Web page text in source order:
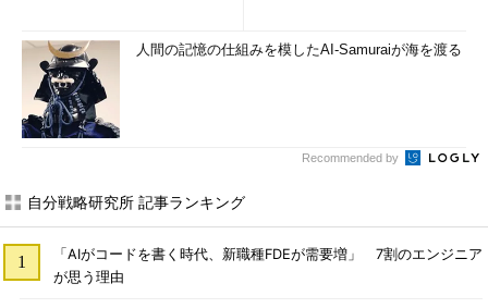
人間の記憶の仕組みを模したAI-Samuraiが海を渡る
Recommended by
自分戦略研究所 記事ランキング
「AIがコードを書く時代、新職種FDEが需要増」 7割のエンジニア
が思う理由